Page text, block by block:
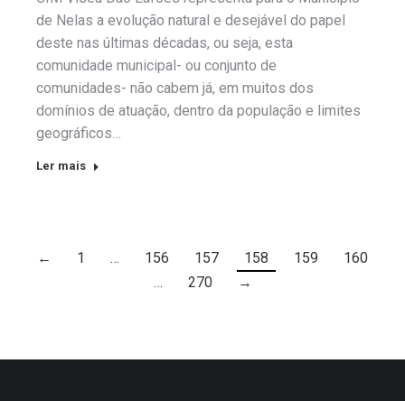
de Nelas a evolução natural e desejável do papel
deste nas últimas décadas, ou seja, esta
comunidade municipal- ou conjunto de
comunidades- não cabem já, em muitos dos
domínios de atuação, dentro da população e limites
geográficos…
Ler mais
← 1 … 156 157 158 159
160
…
270 →